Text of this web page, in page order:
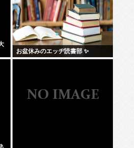
お盆休みのエッヂ読書部 ✨